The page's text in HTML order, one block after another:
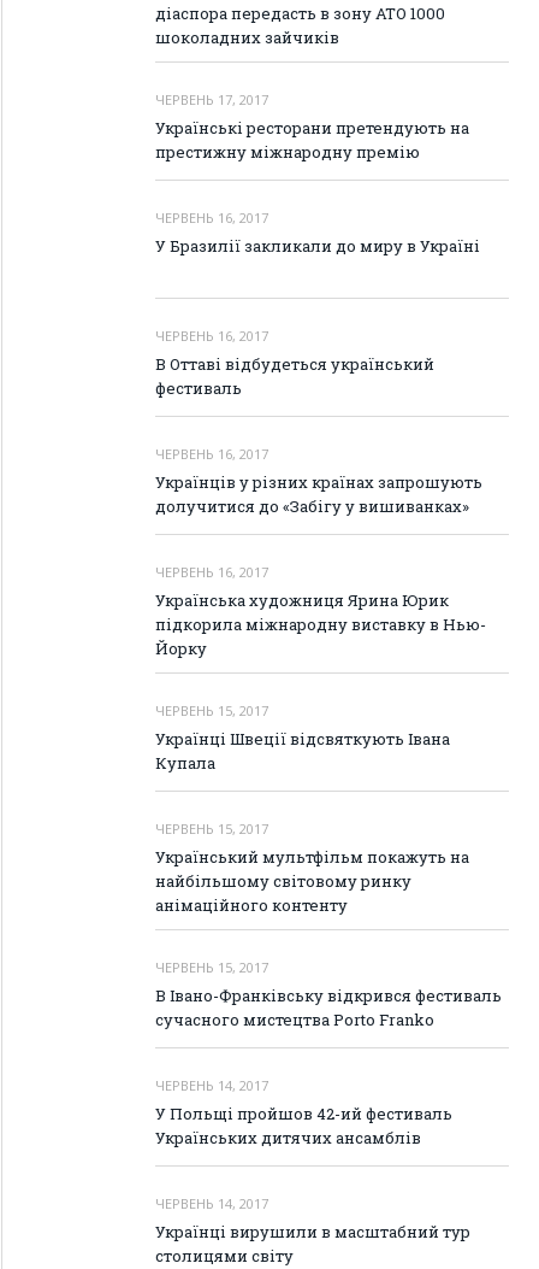
діаспора передасть в зону АТО 1000
шоколадних зайчиків
ЧЕРВЕНЬ 17, 2017
Українські ресторани претендують на
престижну міжнародну премію
ЧЕРВЕНЬ 16, 2017
У Бразилії закликали до миру в Україні
ЧЕРВЕНЬ 16, 2017
В Оттаві відбудеться український
фестиваль
ЧЕРВЕНЬ 16, 2017
Українців у різних країнах запрошують
долучитися до «Забігу у вишиванках»
ЧЕРВЕНЬ 16, 2017
Українська художниця Ярина Юрик
підкорила міжнародну виставку в Нью-
Йорку
ЧЕРВЕНЬ 15, 2017
Українці Швеції відсвяткують Івана
Купала
ЧЕРВЕНЬ 15, 2017
Український мультфільм покажуть на
найбільшому світовому ринку
анімаційного контенту
ЧЕРВЕНЬ 15, 2017
В Івано-Франківську відкрився фестиваль
сучасного мистецтва Porto Frankо
ЧЕРВЕНЬ 14, 2017
У Польщі пройшов 42-ий фестиваль
Українських дитячих ансамблів
ЧЕРВЕНЬ 14, 2017
Українці вирушили в масштабний тур
столицями світу